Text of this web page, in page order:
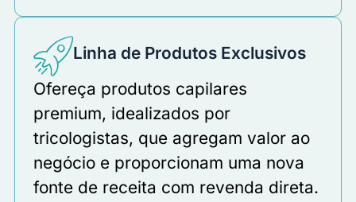
Linha de Produtos Exclusivos
Ofereça produtos capilares
premium, idealizados por
tricologistas, que agregam valor ao
negócio e proporcionam uma nova
fonte de receita com revenda direta.